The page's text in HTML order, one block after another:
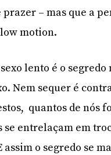
prazer – mas que a
motion.
lento é o
Nem sequer é
quantos de nós
se entrelaçam em
assim o segredo se